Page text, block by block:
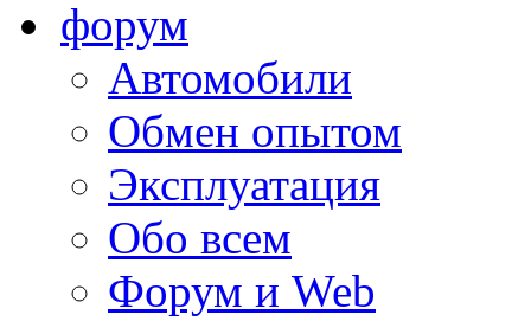
форум
Автомобили
Обмен опытом
Эксплуатация
Обо всем
Форум и Web